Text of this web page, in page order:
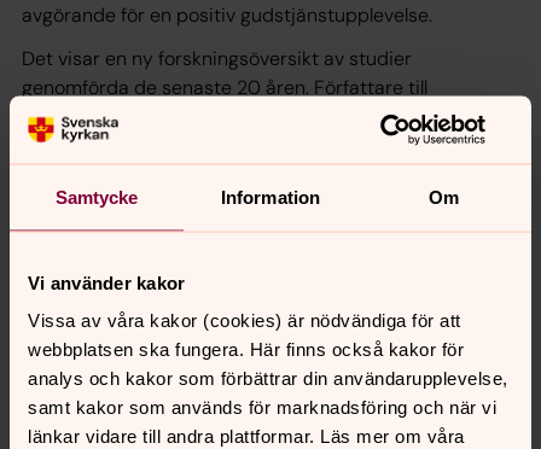
Samtycke Information Om
Vi använder kakor
Vissa av våra kakor (cookies) är nödvändiga för att
webbplatsen ska fungera. Här finns också kakor för
analys och kakor som förbättrar din användarupplevelse,
samt kakor som används för marknadsföring och när vi
länkar vidare till andra plattformar. Läs mer om våra
avgörande för en positiv gudstjänstupplevelse.
Det visar en ny forskningsöversikt av studier
genomförda de senaste 20 åren. Författare till
översikten är Caroline Klintborg. Studierna visar
betydelsen av att vara i dialog med de människor som
kyrkan vill välkomna till gudstjänst – med barnen,
konfirmanderna och körsångarna. Kyrkans
representanter måste fortsatt tala med och inte om
· deltagarna känner sig trygga och sedda
· det ges plats för öppna liturgiska moment i
gudstjänsten